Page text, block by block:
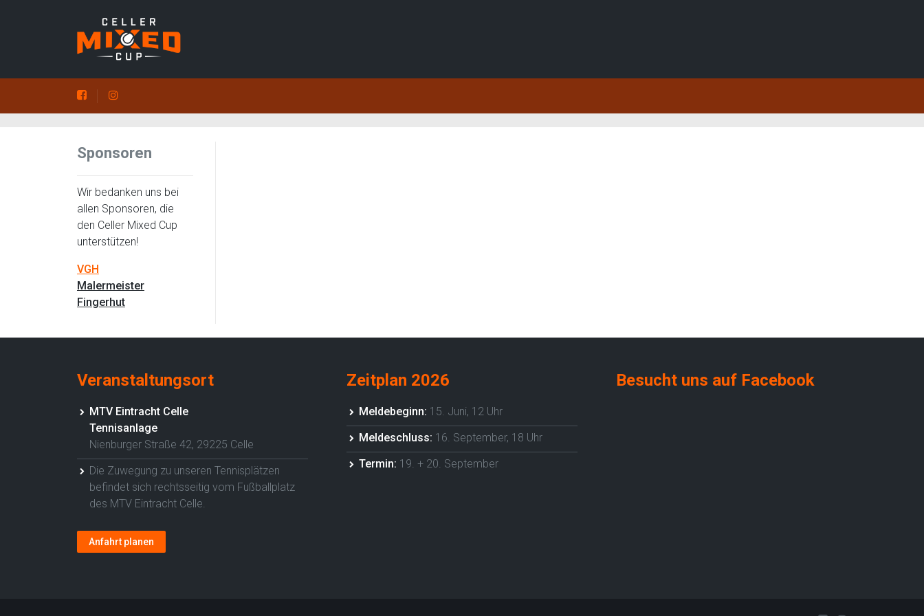
Sponsoren
Wir bedanken uns bei
allen Sponsoren, die
den Celler Mixed Cup
unterstützen!
VGH
Malermeister
Fingerhut
Veranstaltungsort
MTV Eintracht Celle
Tennisanlage
Nienburger Straße 42, 29225 Celle
Die Zuwegung zu unseren Tennisplätzen
befindet sich rechtsseitig vom Fußballplatz
des MTV Eintracht Celle.
Anfahrt planen
Zeitplan 2026
Meldebeginn: 15. Juni, 12 Uhr
Meldeschluss: 16. September, 18 Uhr
Termin: 19. + 20. September
Besucht uns auf Facebook